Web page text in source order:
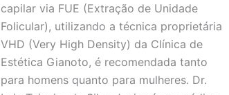
capilar via FUE (Extração de Unidade
Folicular), utilizando a técnica proprietária
VHD (Very High Density) da Clínica de
Estética Gianoto, é recomendada tanto
para homens quanto para mulheres. Dr.